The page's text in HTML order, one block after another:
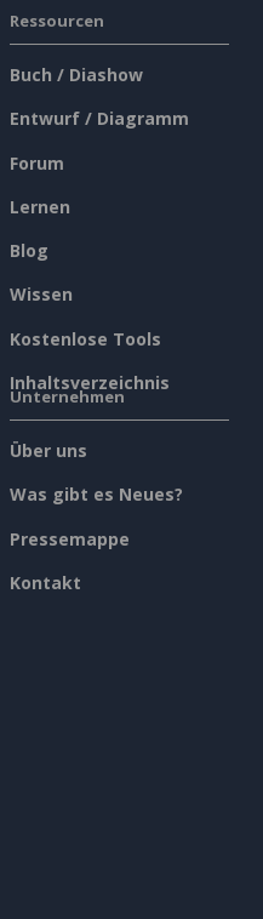
Ressourcen
Buch / Diashow
Entwurf / Diagramm
Forum
Lernen
Blog
Wissen
Kostenlose Tools
Inhaltsverzeichnis
Unternehmen
Über uns
Was gibt es Neues?
Pressemappe
Kontakt